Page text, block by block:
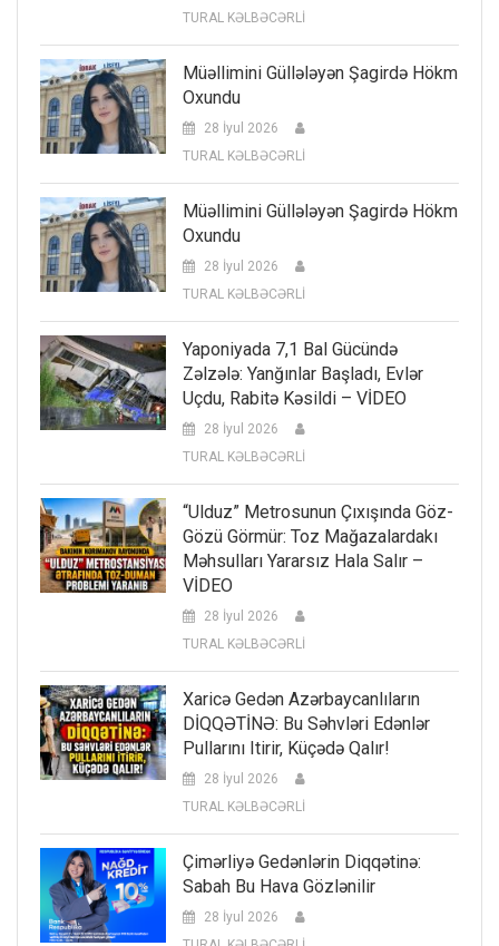
TURAL KƏLBƏCƏRLİ
Müəllimini Güllələyən Şagirdə Hökm
Oxundu
28 İyul 2026
TURAL KƏLBƏCƏRLİ
Müəllimini Güllələyən Şagirdə Hökm
Oxundu
28 İyul 2026
TURAL KƏLBƏCƏRLİ
Yaponiyada 7,1 Bal Gücündə
Zəlzələ: Yanğınlar Başladı, Evlər
Uçdu, Rabitə Kəsildi – VİDEO
28 İyul 2026
TURAL KƏLBƏCƏRLİ
“Ulduz” Metrosunun Çıxışında Göz-
Gözü Görmür: Toz Mağazalardakı
Məhsulları Yararsız Hala Salır –
VİDEO
28 İyul 2026
TURAL KƏLBƏCƏRLİ
Xaricə Gedən Azərbaycanlıların
DİQQƏTİNƏ: Bu Səhvləri Edənlər
Pullarını Itirir, Küçədə Qalır!
28 İyul 2026
TURAL KƏLBƏCƏRLİ
Çimərliyə Gedənlərin Diqqətinə:
Sabah Bu Hava Gözlənilir
28 İyul 2026